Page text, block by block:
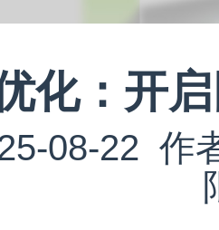
化：开
08-22 作